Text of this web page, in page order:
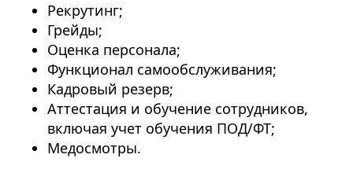
Рекрутинг;
Грейды;
Оценка персонала;
Функционал самообслуживания;
Кадровый резерв;
Аттестация и обучение сотрудников,
включая учет обучения ПОД/ФТ;
Медосмотры.